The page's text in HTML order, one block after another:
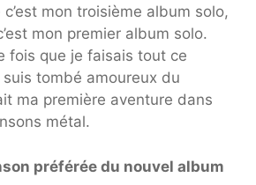
mon troisième album solo,
mon premier album solo.
fois que je faisais tout ce
tombé amoureux du
ma première aventure dans
métal.
préférée du nouvel album